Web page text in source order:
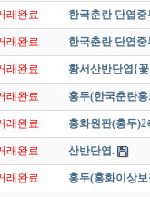
래완료 한국춘란 단엽
래완료 한국춘란 단엽
래완료 황서산반단엽{
래완료 홍두(한국춘란
래완료 홍화원판(홍두)2
래완료 산반단엽.
래완료 홍두(홍화이상